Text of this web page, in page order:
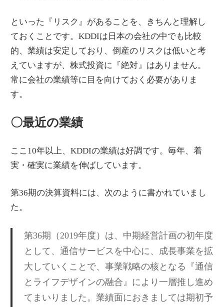
といった『リスク』があることを、きちんと理解し
ておくことです。KDDIは日本の会社の中でも比較
的、業績は安定しており、倒産のリスクは低いと考
えていますが、株式投資に『絶対』はありません。
常に会社の業績等に目を向けておく必要がありま
す。
〇最近の業績
ここ10年以上、KDDIの業績は好調です。毎年、着
実・確実に業績を伸ばしています。
第36期の決算資料には、次のように書かれていまし
た。
第36期（2019年度）は、中期経営計画の初年度
として、通信サービスを中心に、成長事業を拡
大していくことで、事業戦略の核となる『通信
とライフデザインの融合』により一層推し進め
てまいりました。業績面におきましては期初予